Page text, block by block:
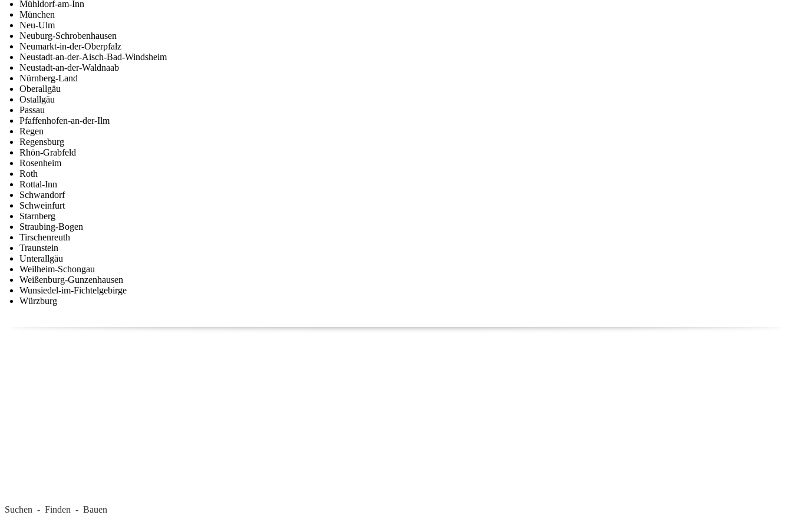
Mühldorf-am-Inn
München
Neu-Ulm
Neuburg-Schrobenhausen
Neumarkt-in-der-Oberpfalz
Neustadt-an-der-Aisch-Bad-Windsheim
Neustadt-an-der-Waldnaab
Nürnberg-Land
Oberallgäu
Ostallgäu
Passau
Pfaffenhofen-an-der-Ilm
Regen
Regensburg
Rhön-Grabfeld
Rosenheim
Roth
Rottal-Inn
Schwandorf
Schweinfurt
Starnberg
Straubing-Bogen
Tirschenreuth
Traunstein
Unterallgäu
Weilheim-Schongau
Weißenburg-Gunzenhausen
Wunsiedel-im-Fichtelgebirge
Würzburg
Suchen - Finden - Bauen